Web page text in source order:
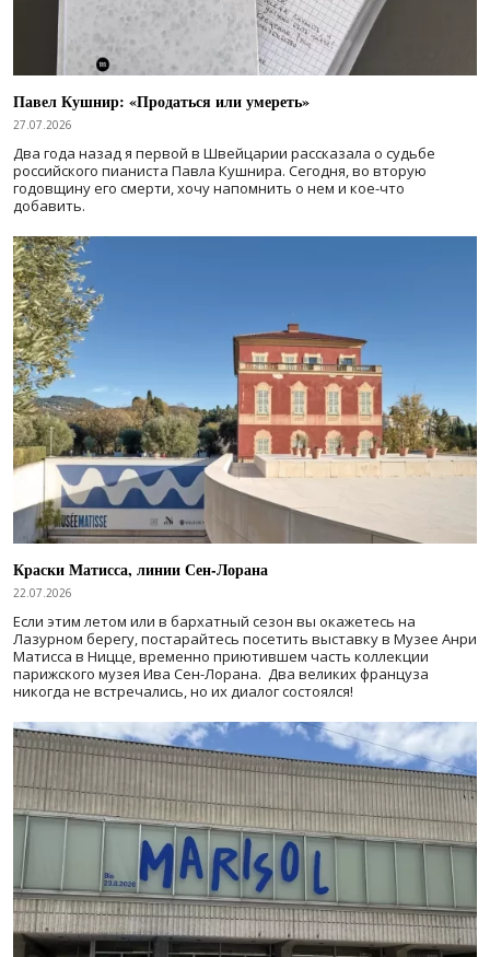
Павел Кушнир: «Продаться или умереть»
27.07.2026
Два года назад я первой в Швейцарии рассказала о судьбе
российского пианиста Павла Кушнира. Сегодня, во вторую
годовщину его смерти, хочу напомнить о нем и кое-что
добавить.
Краски Матисса, линии Сен-Лорана
22.07.2026
Если этим летом или в бархатный сезон вы окажетесь на
Лазурном берегу, постарайтесь посетить выставку в Музее Анри
Матисса в Ницце, временно приютившем часть коллекции
парижского музея Ива Сен-Лорана. Два великих француза
никогда не встречались, но их диалог состоялся!